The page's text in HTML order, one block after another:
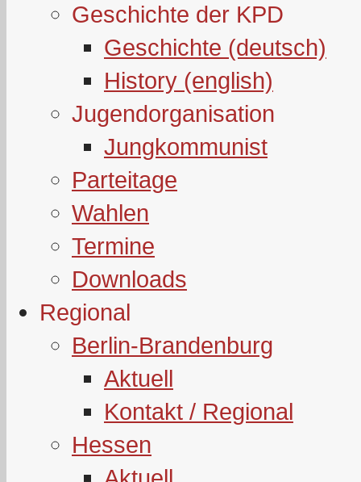
Geschichte der KPD
Geschichte (deutsch)
History (english)
Jugendorganisation
Jungkommunist
Parteitage
Wahlen
Termine
Downloads
Regional
Berlin-Brandenburg
Aktuell
Kontakt / Regional
Hessen